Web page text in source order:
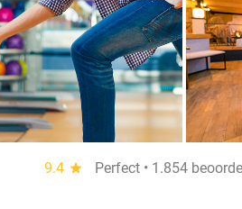
9.4 star
Perfect • 1.854